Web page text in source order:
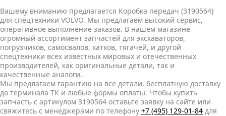
Вашему вниманию предлагается Коробка передач (3190564)
для спецтехники VOLVO. Мы предлагаем высокий сервис,
оперативное выполнение заказов. В нашем магазине
огромный ассортимент запчастей для экскаваторов,
погрузчиков, самосвалов, катков, тягачей, и другой
спецтехники всех известных мировых и отечественных
производителей, как оригинальные детали, так и
качественные аналоги.
Мы предлагаем гарантию на все детали, бесплатную доставку
до терминала ТК и любые формы оплаты. Чтобы купить
запчасть с артикулом 3190564 оставьте заявку на сайте или
свяжитесь с менеджерами по телефону +7 (495) 129-01-84 для